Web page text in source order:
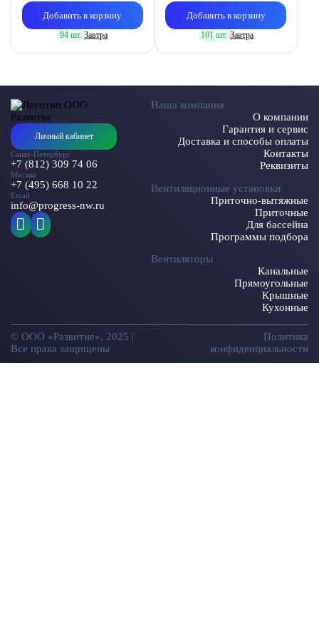
Добавить в корзину
94 шт. Завтра
Добавить в корзину
101 шт. Завтра
Личный кабинет
Санкт-Петербург
+7 (812) 309 74 06
Москва
+7 (495) 668 10 22
Email
info@progress-nw.ru
Наша компания
О компании
Гарантия и сервис
Доставка и способы оплаты
Контакты
Реквизиты
Вентиляционные установки
Приточно-вытяжные
Приточные
Для бассейна
Программы подбора
Вентиляторы
Канальные
Прямоугольные
Крышные
Кухонные
© ООО «Развитие», 2025 |
Все права защищены
Политика
конфиденциальности